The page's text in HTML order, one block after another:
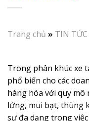
Trang chủ » TIN TỨC
Trong phân khúc xe
phổ biến cho các
hàng hóa với quy
lửng, mui bạt, thùng
sự đa dạng trong